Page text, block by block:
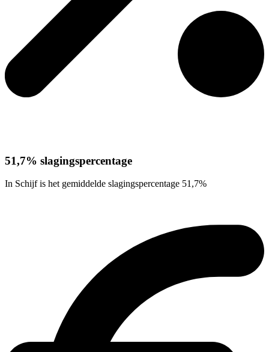
51,7% slagingspercentage
In Schijf is het gemiddelde slagingspercentage 51,7%